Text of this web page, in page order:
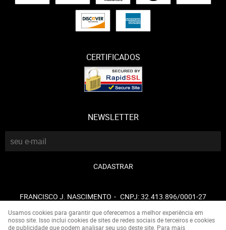
CERTIFICADOS
NEWSLETTER
CADASTRAR
FRANCISCO J. NASCIMENTO CNPJ: 32.413.896/0001-27
Usamos cookies para garantir que oferecemos a melhor experiência em
nosso site. Isso inclui cookies de sites de redes sociais de terceiros e cookies
de publicidade que podem analisar seu uso deste site. Para mais